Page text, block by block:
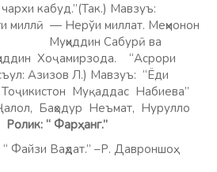
кабуд.”(Так.) Мавзуъ:
миллӣ — Нерўи миллат. Меҳмонон
Муҳиддин Сабурӣ ва
Хоҷамирзода. “Асрори
Азизов Л.) Мавзуъ: “Ёди
Муқаддас Набиева”
Баҳодур Неъмат, Нурулло
Ролик: “ Фарҳанг.”
Ваҳдат.” –Р. Давроншоҳ.